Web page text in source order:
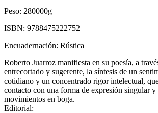
Peso: 280000g
ISBN: 9788475222752
Encuadernación: Rústica
Roberto Juarroz manifiesta en su poesía, a
entrecortado y sugerente, la síntesis de un
cotidiano y un concentrado rigor intelectual,
contacto con una forma de expresión singular y
movimientos en boga.
Editorial: